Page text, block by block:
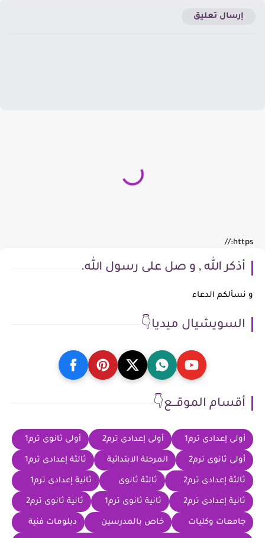
إرسال تعليق
https://
أذكر الله , و صل على رسول الله.
و نسألكم الدعاء
السويشيال ميديا👇
أقسام الموقــع👇
أولى إعدادى ترم1 أولى إعدادى ترم2 أولى ثانوى ترم1
أولى ثانوى ترم2 المرحلة الابتدائية ثالثة إعدادى ترم1
ثالثة إعدادى ترم2 ثالثة ثانوى ثانية إعدادى ترم1
ثانية إعدادى ترم2 ثانية ثانوى ترم1 ثانية ثانوى ترم2
جامعات وكليات خاص بالمدرسين دبلومات فنية